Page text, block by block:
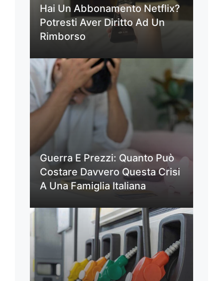
Hai Un Abbonamento Netflix?
Potresti Aver Diritto Ad Un
Rimborso
Guerra E Prezzi: Quanto Può
Costare Davvero Questa Crisi
A Una Famiglia Italiana